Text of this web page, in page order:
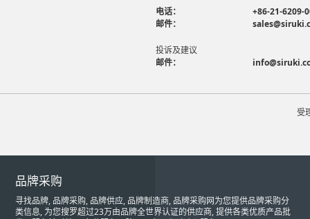
电话：
+86-21-6209-
邮件：
投诉及建议
邮件：
受
品牌采购
寻找品牌, 品牌采购, 品牌供应, 品牌制造商, 品牌采购网为您提供品牌采购分
类信息, 为您搜罗超过23万由品牌全世界认证的供应商, 提供各类优质产品批